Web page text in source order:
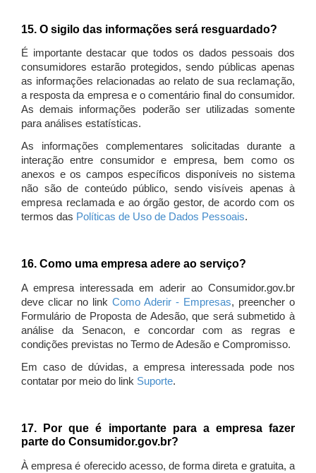
15. O sigilo das informações será resguardado?
É importante destacar que todos os dados pessoais dos
consumidores estarão protegidos, sendo públicas apenas
as informações relacionadas ao relato de sua reclamação,
a resposta da empresa e o comentário final do consumidor.
As demais informações poderão ser utilizadas somente
para análises estatísticas.
As informações complementares solicitadas durante a
interação entre consumidor e empresa, bem como os
anexos e os campos específicos disponíveis no sistema
não são de conteúdo público, sendo visíveis apenas à
empresa reclamada e ao órgão gestor, de acordo com os
termos das Políticas de Uso de Dados Pessoais.
16. Como uma empresa adere ao serviço?
A empresa interessada em aderir ao Consumidor.gov.br
deve clicar no link Como Aderir - Empresas, preencher o
Formulário de Proposta de Adesão, que será submetido à
análise da Senacon, e concordar com as regras e
condições previstas no Termo de Adesão e Compromisso.
Em caso de dúvidas, a empresa interessada pode nos
contatar por meio do link Suporte.
17. Por que é importante para a empresa fazer
parte do Consumidor.gov.br?
À empresa é oferecido acesso, de forma direta e gratuita, a